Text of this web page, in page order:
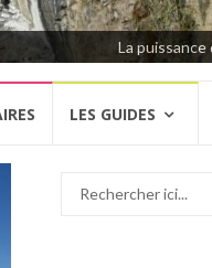
La puissance
LES GUIDES